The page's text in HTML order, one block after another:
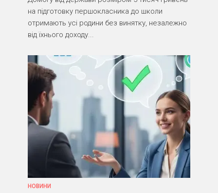
на підготовку першокласника до школи
отримають усі родини без винятку, незалежно
від їхнього доходу...
НОВИНИ